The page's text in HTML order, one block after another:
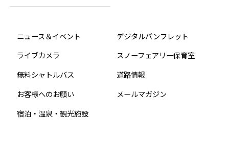
ニュース＆イベント
デジタルパンフレット
ライブカメラ
スノーフェアリー保育室
無料シャトルバス
道路情報
お客様へのお願い
メールマガジン
宿泊・温泉・観光施設